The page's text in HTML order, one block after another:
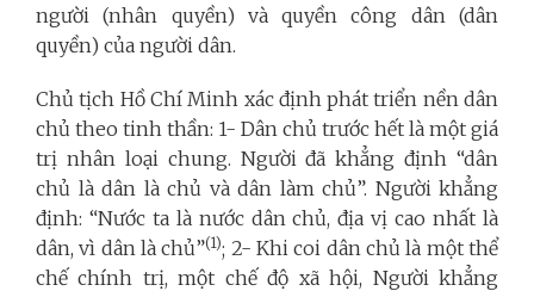
người (nhân quyền) và quyền công dân (dân
quyền) của người dân.
Chủ tịch Hồ Chí Minh xác định phát triển nền dân
chủ theo tinh thần: 1- Dân chủ trước hết là một giá
trị nhân loại chung. Người đã khẳng định “dân
chủ là dân là chủ và dân làm chủ”. Người khẳng
định: “Nước ta là nước dân chủ, địa vị cao nhất là
dân, vì dân là chủ”(1); 2- Khi coi dân chủ là một thể
chế chính trị, một chế độ xã hội, Người khẳng